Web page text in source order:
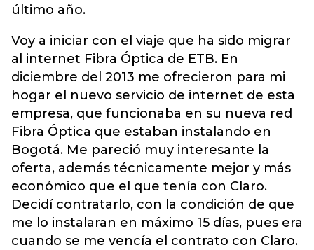
último año.
Voy a iniciar con el viaje que ha sido migrar
al internet Fibra Óptica de ETB. En
diciembre del 2013 me ofrecieron para mi
hogar el nuevo servicio de internet de esta
empresa, que funcionaba en su nueva red
Fibra Óptica que estaban instalando en
Bogotá. Me pareció muy interesante la
oferta, además técnicamente mejor y más
económico que el que tenía con Claro.
Decidí contratarlo, con la condición de que
me lo instalaran en máximo 15 días, pues era
cuando se me vencía el contrato con Claro.